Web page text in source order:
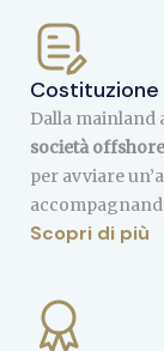
Dalla mainland
società
per avviare
Scopri di più